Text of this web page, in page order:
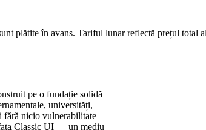
plătite în avans. Tariful lunar reflectă prețul
pe o fundație solidă
universități,
fără nicio vulnerabilitate
Classic UI — un mediu